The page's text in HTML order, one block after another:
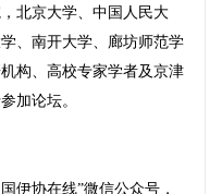
北京大学、中国人民大
、南开大学、廊坊师范学
构、高校专家学者及京津
参加论坛。
伊协在线”微信公众号，